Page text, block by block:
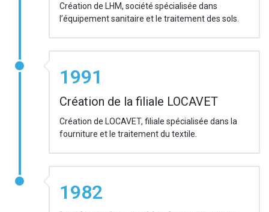
Création de LHM, société spécialisée dans
l’équipement sanitaire et le traitement des sols.
1991
Création de la filiale LOCAVET
Création de LOCAVET, filiale spécialisée dans la
fourniture et le traitement du textile.
1982